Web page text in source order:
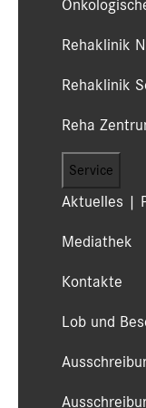
Rehaklinik
Rehaklinik
Reha
Service
Aktuelles |
Mediathek
Kontakte
Lob und